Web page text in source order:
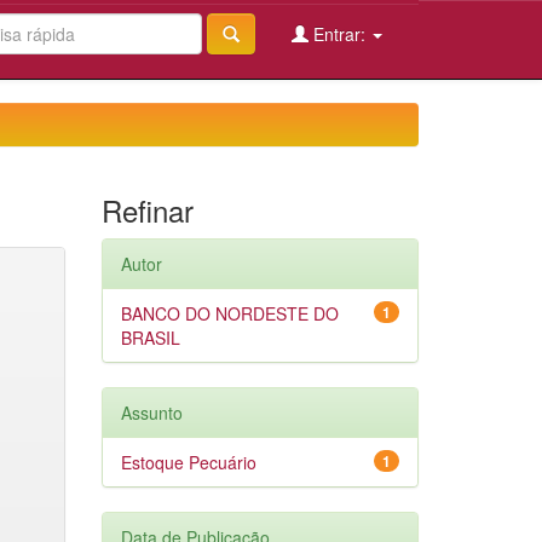
Entrar:
Refinar
Autor
1
BANCO DO NORDESTE DO
BRASIL
Assunto
1
Estoque Pecuário
Data de Publicação